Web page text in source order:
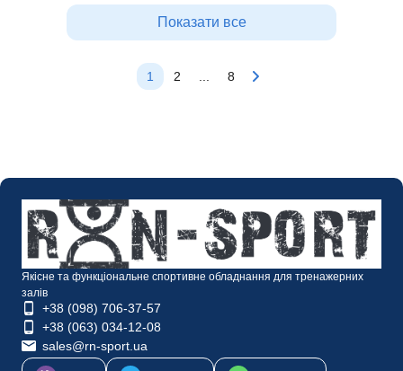
Показати все
1 2 ... 8
Якісне та функціональне спортивне обладнання для тренажерних
залів
+38 (098) 706-37-57
+38 (063) 034-12-08
sales@rn-sport.ua